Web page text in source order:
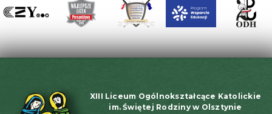
XIII Liceum Ogólnokształcące Katolickie
im. Świętej Rodziny w Olsztynie